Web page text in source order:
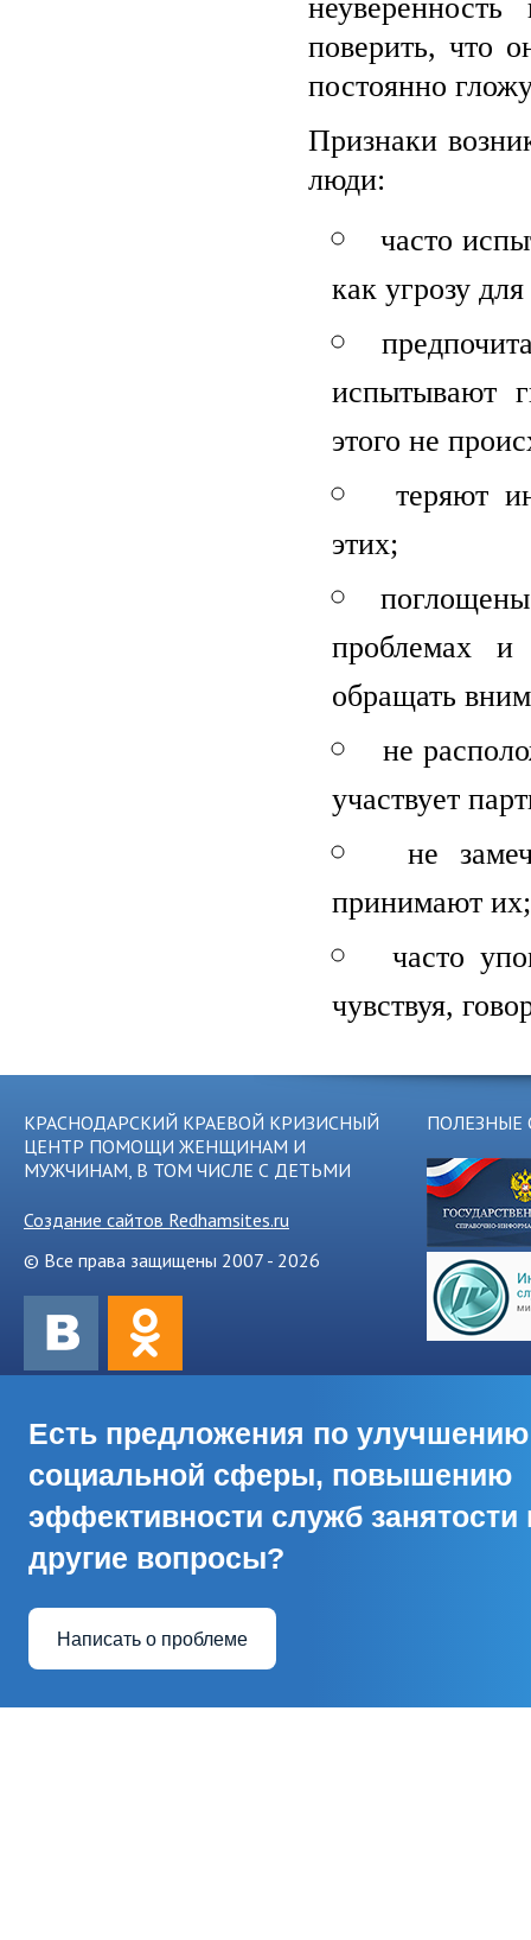
поверить, что
постоянно
Признаки
люди:
часто
как угрозу
испытывают
этого не
теряют
этих;
проблемах и
обращать
не
участвует
не
принимают их;
часто
чувствуя,
КРАСНОДАРСКИЙ КРАЕВОЙ КРИЗИСНЫЙ
ЦЕНТР ПОМОЩИ ЖЕНЩИНАМ И
МУЖЧИНАМ, В ТОМ ЧИСЛЕ С ДЕТЬМИ
Создание сайтов Redhamsites.ru
© Все права защищены 2007 - 2026
ПОЛЕЗНЫЕ
Есть предложения по улучшению
социальной сферы, повышению
эффективности служб занятости
другие вопросы?
Написать о проблеме